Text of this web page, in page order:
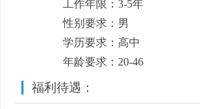
工作年限：3-5年
性别要求：男
学历要求：高中
年龄要求：20-46
福利待遇：